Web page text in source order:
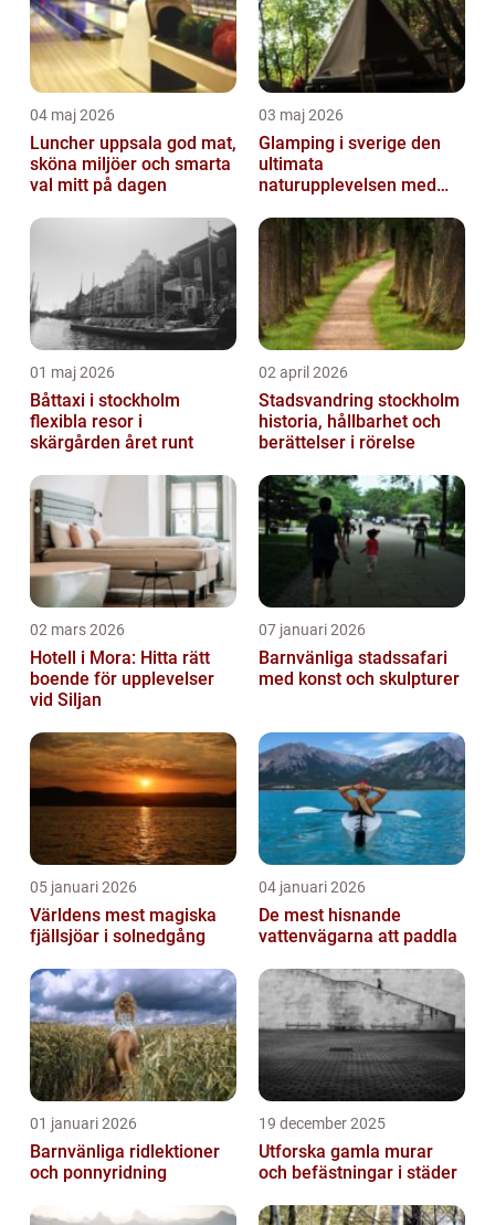
04 maj 2026
Luncher uppsala god mat,
sköna miljöer och smarta
val mitt på dagen
03 maj 2026
Glamping i sverige den
ultimata
naturupplevelsen med
01 maj 2026
Båttaxi i stockholm
flexibla resor i
skärgården året runt
02 april 2026
Stadsvandring stockholm
historia, hållbarhet och
berättelser i rörelse
02 mars 2026
Hotell i Mora: Hitta rätt
boende för upplevelser
vid Siljan
07 januari 2026
Barnvänliga stadssafari
med konst och skulpturer
05 januari 2026
Världens mest magiska
fjällsjöar i solnedgång
04 januari 2026
De mest hisnande
vattenvägarna att paddla
01 januari 2026
Barnvänliga ridlektioner
och ponnyridning
19 december 2025
Utforska gamla murar
och befästningar i städer